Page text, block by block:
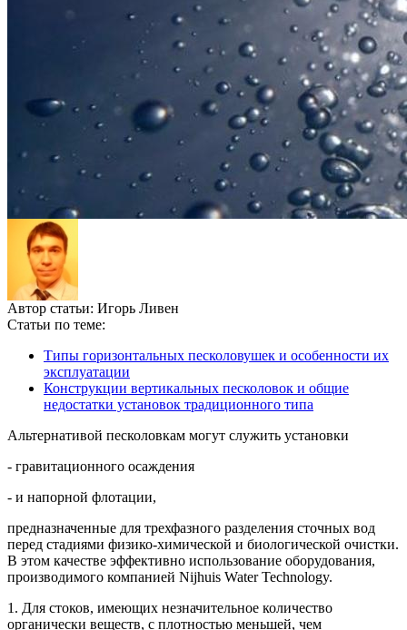
Автор статьи: Игорь Ливен
Статьи по теме:
Типы горизонтальных песколовушек и особенности их
эксплуатации
Конструкции вертикальных песколовок и общие
недостатки установок традиционного типа
Альтернативой песколовкам могут служить установки
- гравитационного осаждения
- и напорной флотации,
предназначенные для трехфазного разделения сточных вод
перед стадиями физико-химической и биологической очистки.
В этом качестве эффективно использование оборудования,
производимого компанией Nijhuis Water Technology.
1. Для стоков, имеющих незначительное количество
органически веществ, с плотностью меньшей, чем